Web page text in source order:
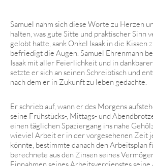
Samuel nahm sich diese Worte zu Herzen
halten, was gute Sitte und praktischer Sinn
gelobt hatte, sank Onkel Isaak in die Kissen
befriedigt die Augen. Samuel Ehrenmann
Isaak mit aller Feierlichkeit und in
setzte er sich an seinen Schreibtisch und
nach dem er in Zukunft zu leben gedachte.
Er schrieb auf, wann er des Morgens
seine Frühstücks-, Mittags- und
einen täglichen Spaziergang ins nahe
wieviel Arbeit er in der vorgesehenen Zeit
könnte, bestimmte danach den Arbeitsplan
berechnete aus den Zinsen seines